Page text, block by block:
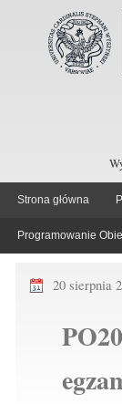
Strona główna
Programowanie
20 sierpnia